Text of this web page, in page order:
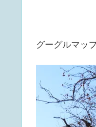
グーグルマッ